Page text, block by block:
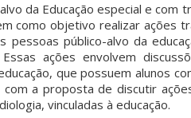
da Educação especial e com
como objetivo realizar ações
pessoas público-alvo da
ações envolvem
que possuem alunos
a proposta de discutir
vinculadas à educação.